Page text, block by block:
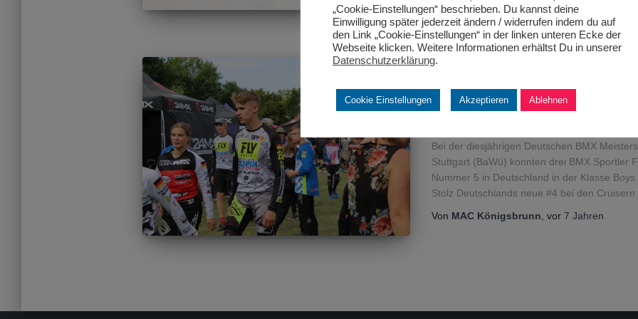
MAC BMX Sportler sind
Bei der diesjährigen Deutschen BMX
Stuttgart (BaWü) konnten drei BMX Sportler
Nummer 5 in Deutschland in der Klasse
Stolz Deutschlands neue #4 bei den
Von MAC Königsbrunn , vor 7 Jahren
„Cookie-Einstellungen“ beschrieben. Du kannst deine
Einwilligung später jederzeit ändern / widerrufen indem du auf
den Link „Cookie-Einstellungen“ in der linken unteren Ecke der
Webseite klicken. Weitere Informationen erhältst Du in unserer
Datenschutzerklärung.
Cookie Einstellungen Akzeptieren Ablehnen